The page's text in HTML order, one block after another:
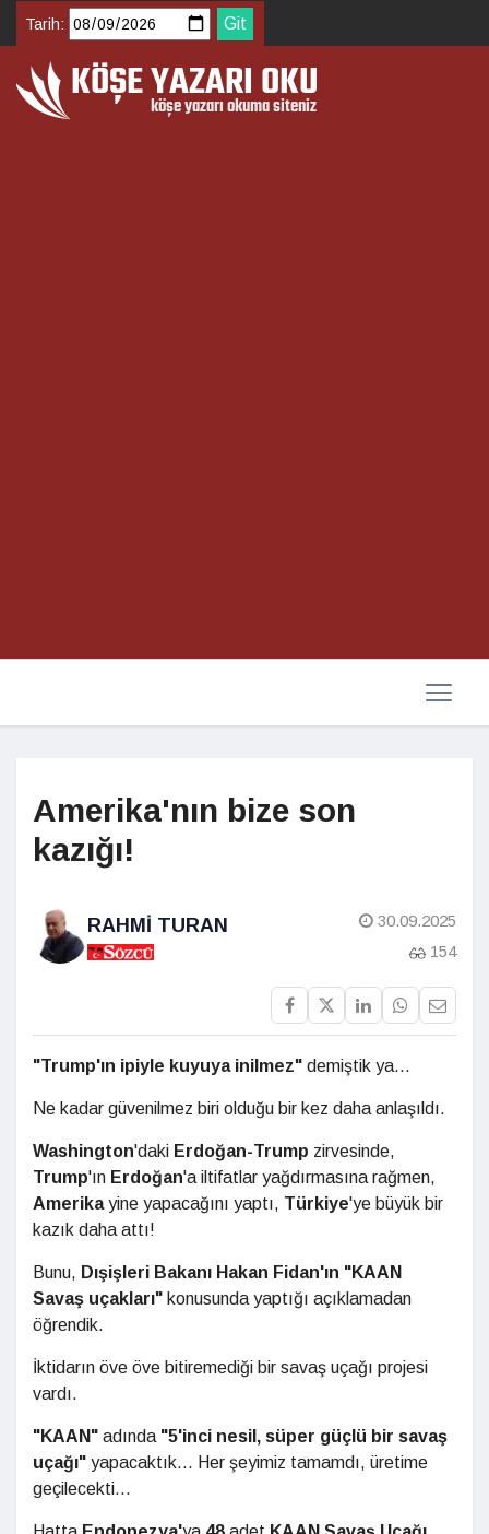
Tarih:
Amerika'nın bize son
kazığı!
RAHMI TURAN
30.09.2025
154
"Trump'ın ipiyle kuyuya inilmez" demiştik ya...
Ne kadar güvenilmez biri olduğu bir kez daha anlaşıldı.
Washington'daki Erdoğan-Trump zirvesinde,
Trump'ın Erdoğan'a iltifatlar yağdırmasına rağmen,
Amerikayine yapacağını yaptı, Türkiye'ye büyük bir
kazık daha attı!
Bunu, Dışişleri Bakanı Hakan Fidan'ın "KAAN
Savaş uçakları" konusunda yaptığı açıklamadan
öğrendik.
İktidarın öve öve bitiremediği bir savaş uçağı projesi
vardı.
"KAAN" adında "5'inci nesil, süper güçlü bir savaş
uçağı" yapacaktık... Her şeyimiz tamamdı, üretime
geçilecekti...